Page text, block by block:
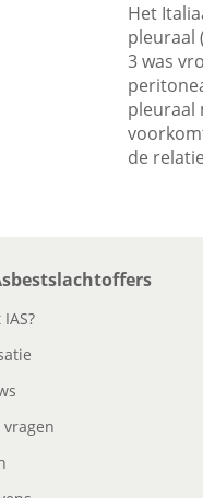
Het
pleuraal
3 was
pleuraal
de
vragen